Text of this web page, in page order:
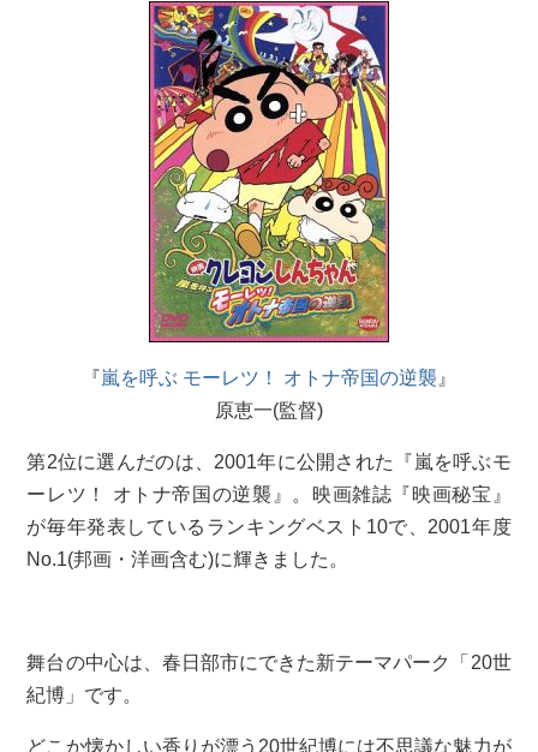
『嵐を呼ぶ モーレツ！ オトナ帝国の逆襲 』
原恵一(監督)
第2位に選んだのは、2001年に公開された『嵐を呼ぶモ
ーレツ！ オトナ帝国の逆襲』。映画雑誌『映画秘宝』
が毎年発表しているランキングベスト10で、2001年度
No.1(邦画・洋画含む)に輝きました。
舞台の中心は、春日部市にできた新テーマパーク「20世
紀博」です。
どこか懐かしい香りが漂う20世紀博には不思議な魅力が